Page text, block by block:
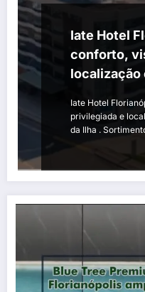
Iate Hotel
conforto,
localização
Iate Hotel
privilegiada e
da Ilha .